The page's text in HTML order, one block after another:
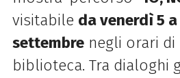
visitabile da venerdì 5
settembrenegli orari di
biblioteca. Tra dialoghi